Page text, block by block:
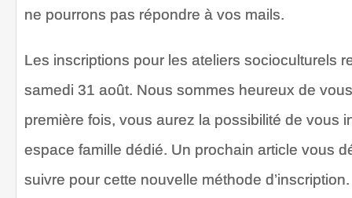
ne pourrons pas répondre à vos mails.
Les inscriptions pour les ateliers socioculturels
samedi 31 août. Nous sommes heureux de
première fois, vous aurez la possibilité de vous
espace famille dédié. Un prochain article vous
suivre pour cette nouvelle méthode d’inscription.